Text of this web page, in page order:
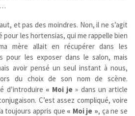
et pas des moindres. Non, il ne s’agit
pour les hortensias, qui me rappelle bien
mère allait en récupérer dans les
pour les exposer dans le salon, mais
avoir pensé un seul instant à nous,
du choix de son nom de scène.
d’introduire « Moi je » dans un article
C’est assez compliqué, voire
toujours appris que « Moi je », ça ne se